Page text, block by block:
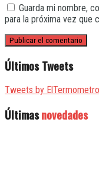
Guarda mi nombre,
para la próxima vez que
Últimos Tweets
Tweets by ElTermometro_
Últimasnovedades